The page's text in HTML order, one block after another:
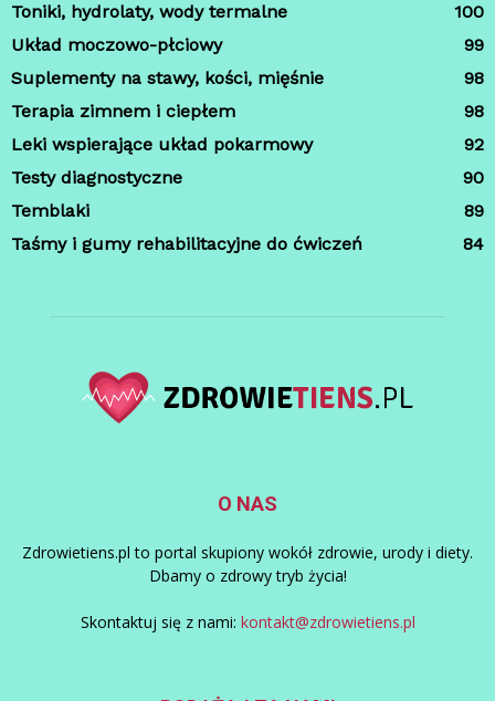
Toniki, hydrolaty, wody termalne
100
Układ moczowo-płciowy
99
Suplementy na stawy, kości, mięśnie
98
Terapia zimnem i ciepłem
98
Leki wspierające układ pokarmowy
92
Testy diagnostyczne
90
Temblaki
89
Taśmy i gumy rehabilitacyjne do ćwiczeń
84
O NAS
Zdrowietiens.pl to portal skupiony wokół zdrowie, urody i diety.
Dbamy o zdrowy tryb życia!
Skontaktuj się z nami: kontakt@zdrowietiens.pl